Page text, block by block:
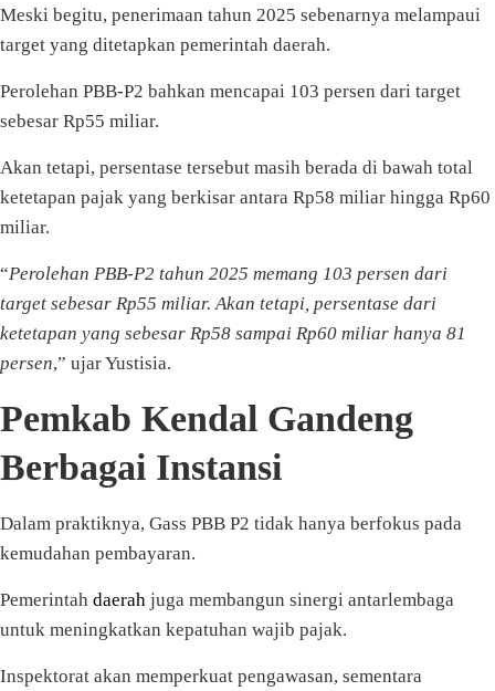
Meski begitu, penerimaan tahun 2025 sebenarnya melampaui
target yang ditetapkan pemerintah daerah.
Perolehan PBB-P2 bahkan mencapai 103 persen dari target
sebesar Rp55 miliar.
Akan tetapi, persentase tersebut masih berada di bawah total
ketetapan pajak yang berkisar antara Rp58 miliar hingga Rp60
miliar.
“Perolehan PBB-P2 tahun 2025 memang 103 persen dari
target sebesar Rp55 miliar. Akan tetapi, persentase dari
ketetapan yang sebesar Rp58 sampai Rp60 miliar hanya 81
persen,” ujar Yustisia.
Pemkab Kendal Gandeng
Berbagai Instansi
Dalam praktiknya, Gass PBB P2 tidak hanya berfokus pada
kemudahan pembayaran.
Pemerintah daerah juga membangun sinergi antarlembaga
untuk meningkatkan kepatuhan wajib pajak.
Inspektorat akan memperkuat pengawasan, sementara